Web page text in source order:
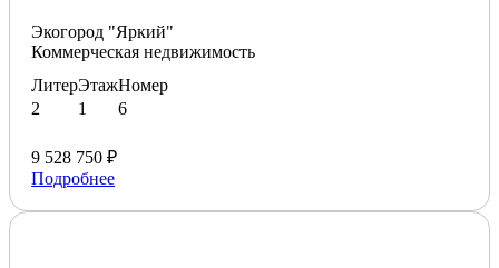
Экогород "Яркий"
Коммерческая недвижимость
Литер
2
Этаж
1
Номер
6
9 528 750 ₽
Подробнее